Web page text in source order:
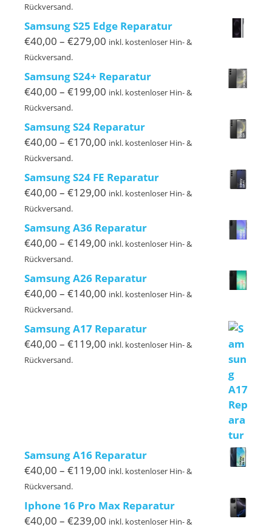
€239,00
Rückversand.
Samsung S25 Edge Reparatur
€40,00 – €279,00 Preisspanne:
€279,00
inkl. kostenloser Hin- &
Rückversand.
Samsung S24+ Reparatur
€40,00 – €199,00 Preisspanne:
€199,00
inkl. kostenloser Hin- &
Rückversand.
Samsung S24 Reparatur
€40,00 – €170,00 Preisspanne:
bis
€170,00
inkl. kostenloser Hin- &
Rückversand.
Samsung S24 FE Reparatur
€40,00 – €129,00 Preisspanne:
€129,00
inkl. kostenloser Hin- &
Rückversand.
Samsung A36 Reparatur
€40,00 – €149,00 Preisspanne:
€149,00
inkl. kostenloser Hin- &
Rückversand.
Samsung A26 Reparatur
€40,00 – €140,00 Preisspanne:
€140,00
inkl. kostenloser Hin- &
Rückversand.
Samsung A17 Reparatur
€40,00 – €119,00 Preisspanne:
inkl. kostenloser Hin- &
Rückversand.
Samsung A16 Reparatur
€40,00 – €119,00 Preisspanne:
bis
€119,00
inkl. kostenloser Hin- &
Rückversand.
Iphone 16 Pro Max Reparatur
€40,00 – €239,00 Preisspanne:
inkl. kostenloser Hin- &